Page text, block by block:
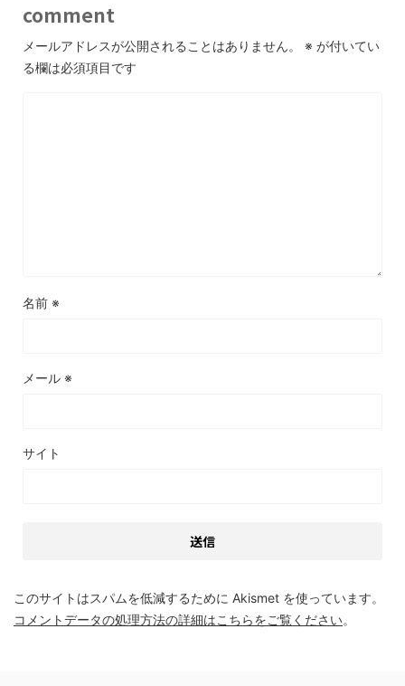
comment
メールアドレスが公開されることはありません。 ※ が付いてい
る欄は必須項目です
名前 ※
メール ※
サイト
このサイトはスパムを低減するために Akismet を使っています。
コメントデータの処理方法の詳細はこちらをご覧ください。